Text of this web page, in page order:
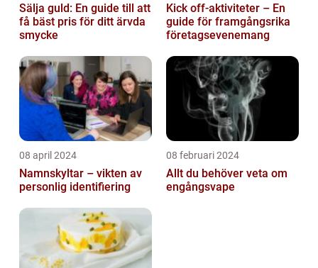
Sälja guld: En guide till att
få bäst pris för ditt ärvda
smycke
Kick off-aktiviteter – En
guide för framgångsrika
företagsevenemang
08 april 2024
Namnskyltar – vikten av
personlig identifiering
08 februari 2024
Allt du behöver veta om
engångsvape